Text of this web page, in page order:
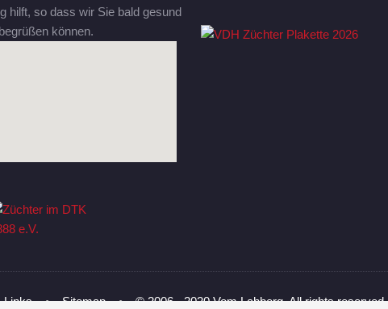
hilft, so dass wir Sie bald gesund
können.
Links•Sitemap•© 2006 - 2020 Vom Lahberg. All rights reserved.